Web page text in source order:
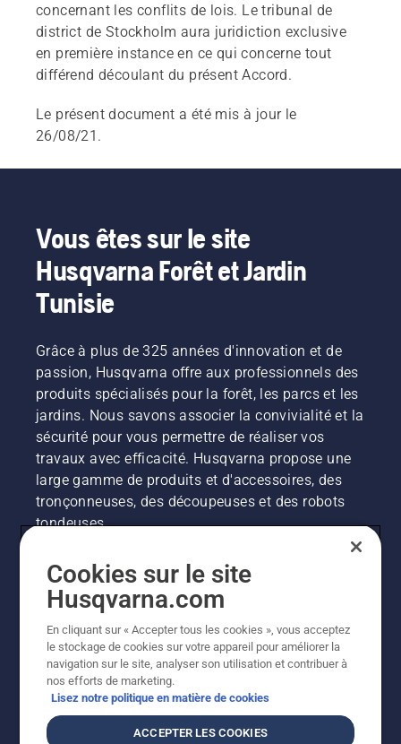
concernant les conflits de lois. Le tribunal de
district de Stockholm aura juridiction exclusive
en première instance en ce qui concerne tout
différend découlant du présent Accord.
Le présent document a été mis à jour le
26/08/21.
Vous êtes sur le site
Husqvarna Forêt et Jardin
Tunisie
Grâce à plus de 325 années d'innovation et de
passion, Husqvarna offre aux professionnels des
produits spécialisés pour la forêt, les parcs et les
jardins. Nous savons associer la convivialité et la
sécurité pour vous permettre de réaliser vos
travaux avec efficacité. Husqvarna propose une
large gamme de produits et d'accessoires, des
tronçonneuses, des découpeuses et des robots
tondeuses.
Husqvarna Group
Autres sites Husqvarna
Cookies sur le site
Husqvarna.com
En cliquant sur « Accepter tous les cookies », vous acceptez
le stockage de cookies sur votre appareil pour améliorer la
navigation sur le site, analyser son utilisation et contribuer à
nos efforts de marketing.
Lisez notre politique en matière de cookies
ACCEPTER LES COOKIES